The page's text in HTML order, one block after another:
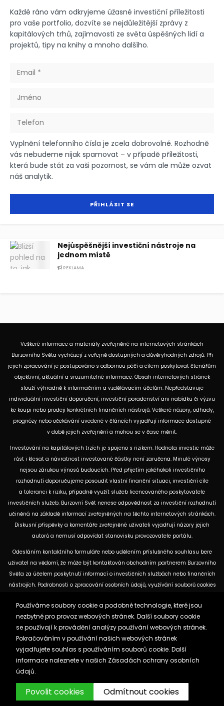
Každé ráno vám odkryjeme úžasné investiční příležitosti
pro vaše portfolio, dozvíte se nejdůležitější zprávy z
kapitálových trhů, zajímavosti ze světa úspěšných lidí a
projektů, tipy na knihy a mnoho dalšího.
Vyplnění telefonního čísla je zcela dobrovolné. Rozhodně
vás nebudeme nijak spamovat – v případě příležitosti,
která bude stát za vaši pozornost, se vám ale může ozvat
náš analytik.
Nejúspěšnější investiční nástroje na
jednom místě
REKLAMA
Veškeré informace a materiály zveřejněné na internetových stránkách
Burzovního Světa vycházejí z veřejně dostupných a důvěryhodných zdrojů. Při
jejich zpracování je postupováno s odbornou péčí a cílem poskytovat čtenářům
objektivní, aktuální a srozumitelné informace. Obsah internetových stránek
slouží výhradně k informačním a vzdělávacím účelům. Nepředstavuje
individuální investiční doporučení, investiční poradenství ani nabídku či výzvu
ke koupi nebo prodeji konkrétních finančních nástrojů. Veškeré názory, odhady,
prognózy nebo očekávání uvedené v článcích vyjadřují informace dostupné
v době jejich zveřejnění a mohou se v čase měnit.
Investování na kapitálových trzích je spojeno s rizikem. Hodnota investic může
růst i klesat a návratnost investované částky není zaručena. Minulé výnosy
nejsou zárukou výnosů budoucích. Před přijetím jakéhokoli investičního
rozhodnutí doporučujeme posoudit vlastní finanční situaci, investiční cíle
a toleranci k riziku, případně využít služeb licencovaného poskytovatele
investičních služeb. Burzovní Svět nenese odpovědnost za investiční rozhodnutí
učiněná na základě informací zveřejněných na těchto internetových stránkách.
Diskusní příspěvky a komentáře zveřejněné uživateli vyjadřují názory jejich
autorů a nemusí odpovídat stanovisku provozovatele portálu.
Odesláním kontaktního formuláře nebo udělením příslušného souhlasu bere
uživatel na vědomí, že může být kontaktován obchodním partnerem Burzovního
Světa za účelem poskytnutí informací o investičních službách nebo finančních
nástrojích. Podrobnosti o zpracování osobních údajů, využívání souborů cookies
dostupných na těchto internetových stránkách. U jednotlivých článků mohou
být uvedeny informace o použitých zdrojích, datu původní analýzy nebo datu,
ke kterému se vztahují uvedené tržní údaje.
Zásady ochrany osobních údajů a cookies
Reklama
Burzovnisvet.cz © 2026
Používáme soubory cookie a podobné technologie, které jsou
nezbytné pro provoz webových stránek. Další soubory cookie
se používají k provádění analýzy používání webových stránek.
Pokračováním v používání našich webových stránek
vyjadřujete souhlas s používáním souborů cookie. Další
informace naleznete v našich Zásadách ochrany osobních
údajů.
Povolit cookies Odmítnout cookies